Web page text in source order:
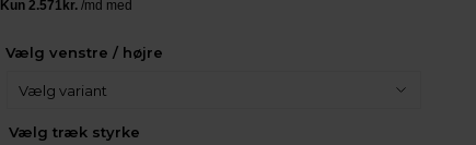
Vælg venstre / højre
Vælg træk styrke